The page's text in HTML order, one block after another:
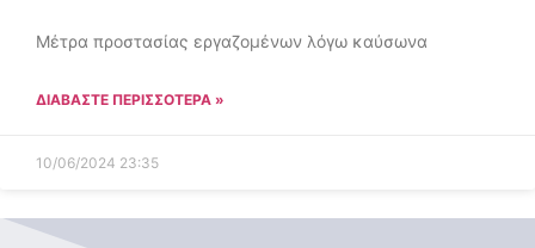
Μέτρα προστασίας εργαζομένων λόγω καύσωνα
ΔΙΑΒΑΣΤΕ ΠΕΡΙΣΣΟΤΕΡΑ »
10/06/2024 23:35